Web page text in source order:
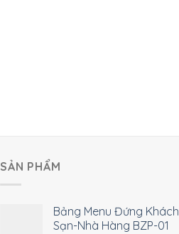
SẢN PHẨM
Bảng Menu Đứng Khách
Sạn-Nhà Hàng BZP-01